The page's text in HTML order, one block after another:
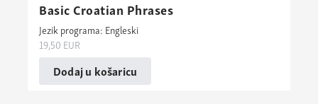
Basic Croatian Phrases
Jezik programa: Engleski
19,50 EUR
Dodaj u košaricu